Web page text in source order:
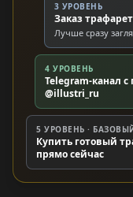
3 УРОВЕНЬ
Заказ
Лучше сразу
4 УРОВЕНЬ
Telegram-канал
@illustri_ru
5 УРОВЕНЬ ·
Купить готовый
прямо сейчас